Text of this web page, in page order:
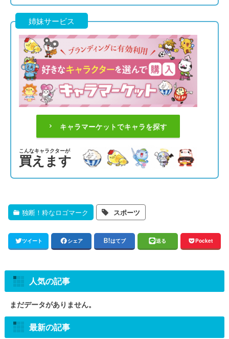
姉妹サービス
キャラマーケットでキャラを探す
こんなキャラクターが
買えます
独断！粋なロゴマーク スポーツ
ツイート シェア はてブ 送る Pocket
人気の記事
まだデータがありません。
最新の記事